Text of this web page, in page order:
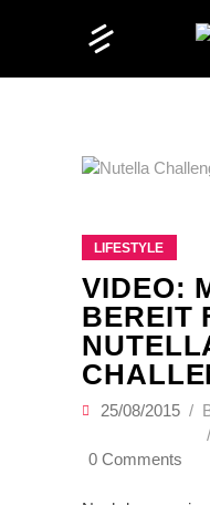
LIFESTYLE
VIDEO:
BEREIT
25/08/2015
0 Comments